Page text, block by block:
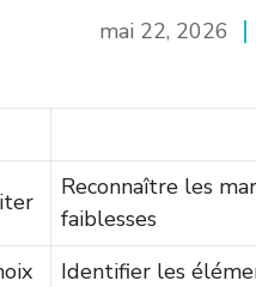
mai 22, 2026
Reconnaître les
faiblesses
Identifier les